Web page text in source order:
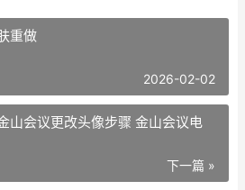
重做
2026-02-02
山会议更改头像步骤 金山会议电
下一篇 »